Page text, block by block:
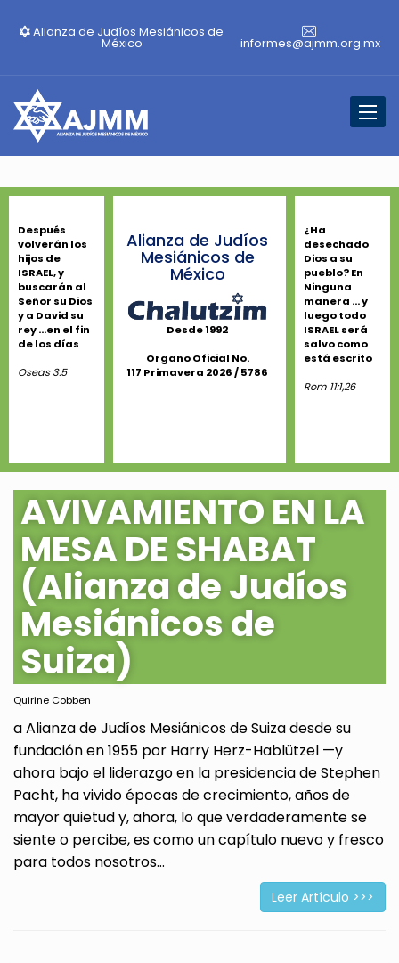
Alianza de Judíos Mesiánicos de
México informes@ajmm.org.mx
Después
volverán los
hijos de
ISRAEL, y
buscarán al
Señor su Dios
y a David su
rey ...en el fin
de los días
Oseas 3:5
Alianza de Judíos
Mesiánicos de
México
Desde 1992
Organo Oficial No.
117 Primavera 2026 / 5786
¿Ha
desechado
Dios a su
pueblo? En
Ninguna
manera ... y
luego todo
ISRAEL será
salvo como
está escrito
Rom 11:1,26
AVIVAMIENTO EN LA
MESA DE SHABAT
(Alianza de Judíos
Mesiánicos de
Suiza)
Quirine Cobben
a Alianza de Judíos Mesiánicos de Suiza desde su
fundación en 1955 por Harry Herz-Hablützel —y
ahora bajo el liderazgo en la presidencia de Stephen
Pacht, ha vivido épocas de crecimiento, años de
mayor quietud y, ahora, lo que verdaderamente se
siente o percibe, es como un capítulo nuevo y fresco
para todos nosotros...
Leer Artículo >>>